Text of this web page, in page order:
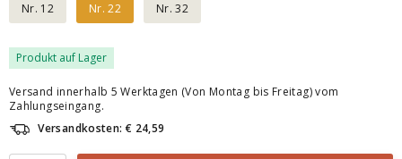
Nr. 12
Nr. 22 Nr. 32
Produkt auf Lager
Versand innerhalb 5 Werktagen (Von Montag bis Freitag) vom
Zahlungseingang.
Versandkosten: € 24,59